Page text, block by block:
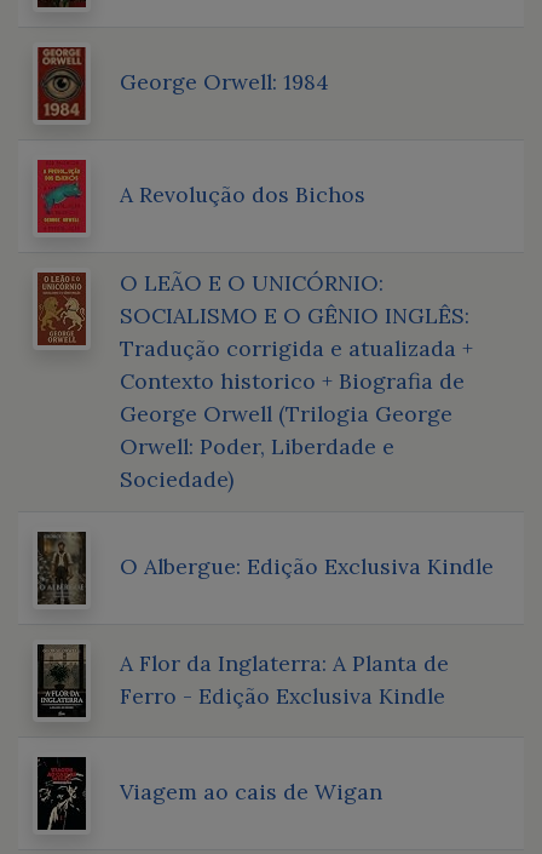
George Orwell: 1984
A Revolução dos Bichos
O LEÃO E O UNICÓRNIO:
SOCIALISMO E O GÊNIO INGLÊS:
Tradução corrigida e atualizada +
Contexto historico + Biografia de
George Orwell (Trilogia George
Orwell: Poder, Liberdade e
Sociedade)
O Albergue: Edição Exclusiva Kindle
A Flor da Inglaterra: A Planta de
Ferro - Edição Exclusiva Kindle
Viagem ao cais de Wigan